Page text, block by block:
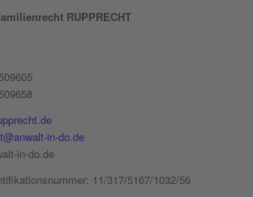
RUPPRECHT
in-do.de
in-do.de
11/317/5167/1032/56